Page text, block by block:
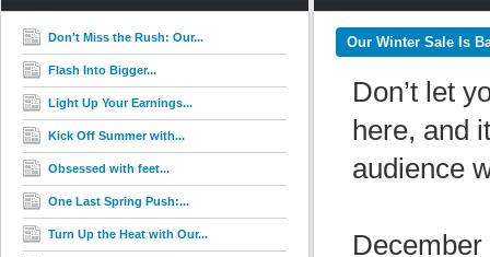
Don't Miss the Rush: Our...
Flash Into Bigger...
Light Up Your Earnings...
Kick Off Summer with...
Obsessed with feet...
One Last Spring Push:...
Turn Up the Heat with Our...
Our Winter Sale Is
Don’t let
here, and
audience